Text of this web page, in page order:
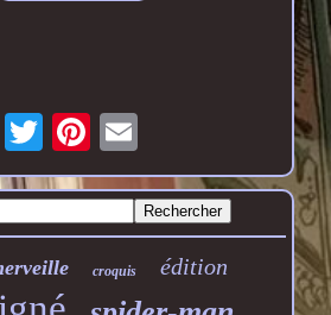
croquis édition